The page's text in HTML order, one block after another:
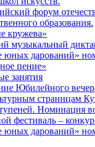
форум
образования.
кружева»
музыкальный
юных дарований»
пение»
занятия
Юбилейного
страницам
Номинация
фестиваль –
юных дарований»